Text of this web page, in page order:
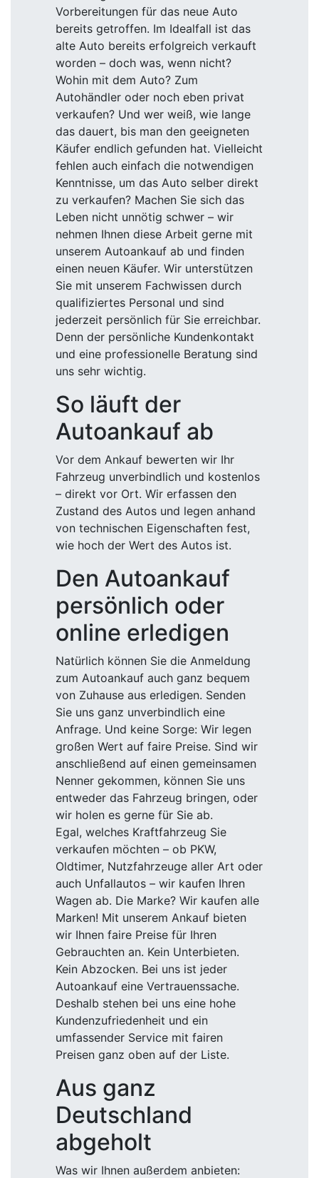
Vorbereitungen für das neue Auto
bereits getroffen. Im Idealfall ist das
alte Auto bereits erfolgreich verkauft
worden – doch was, wenn nicht?
Wohin mit dem Auto? Zum
Autohändler oder noch eben privat
verkaufen? Und wer weiß, wie lange
das dauert, bis man den geeigneten
Käufer endlich gefunden hat. Vielleicht
fehlen auch einfach die notwendigen
Kenntnisse, um das Auto selber direkt
zu verkaufen? Machen Sie sich das
Leben nicht unnötig schwer – wir
nehmen Ihnen diese Arbeit gerne mit
unserem Autoankauf ab und finden
einen neuen Käufer. Wir unterstützen
Sie mit unserem Fachwissen durch
qualifiziertes Personal und sind
jederzeit persönlich für Sie erreichbar.
Denn der persönliche Kundenkontakt
und eine professionelle Beratung sind
uns sehr wichtig.
So läuft der
Autoankauf ab
Vor dem Ankauf bewerten wir Ihr
Fahrzeug unverbindlich und kostenlos
– direkt vor Ort. Wir erfassen den
Zustand des Autos und legen anhand
von technischen Eigenschaften fest,
wie hoch der Wert des Autos ist.
Den Autoankauf
persönlich oder
online erledigen
Natürlich können Sie die Anmeldung
zum Autoankauf auch ganz bequem
von Zuhause aus erledigen. Senden
Sie uns ganz unverbindlich eine
Anfrage. Und keine Sorge: Wir legen
großen Wert auf faire Preise. Sind wir
anschließend auf einen gemeinsamen
Nenner gekommen, können Sie uns
entweder das Fahrzeug bringen, oder
wir holen es gerne für Sie ab.
Egal, welches Kraftfahrzeug Sie
verkaufen möchten – ob PKW,
Oldtimer, Nutzfahrzeuge aller Art oder
auch Unfallautos – wir kaufen Ihren
Wagen ab. Die Marke? Wir kaufen alle
Marken! Mit unserem Ankauf bieten
wir Ihnen faire Preise für Ihren
Gebrauchten an. Kein Unterbieten.
Kein Abzocken. Bei uns ist jeder
Autoankauf eine Vertrauenssache.
Deshalb stehen bei uns eine hohe
Kundenzufriedenheit und ein
umfassender Service mit fairen
Preisen ganz oben auf der Liste.
Aus ganz
Deutschland
abgeholt
Was wir Ihnen außerdem anbieten: